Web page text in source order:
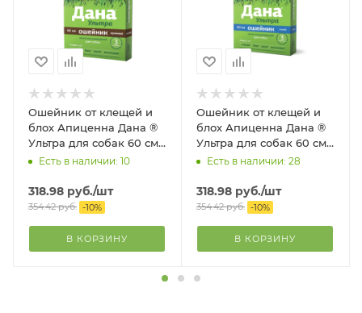
Ошейник от клещей и
блох Апиценна Дана ®
Ультра для собак 60 см,
коричневый
Есть в наличии: 10
318.98 руб./шт
354.42руб. -10%
В КОРЗИНУ
Ошейник от клещей и
блох Апиценна Дана ®
Ультра для собак 60 см,
синий
Есть в наличии: 28
318.98 руб./шт
354.42руб. -10%
В КОРЗИНУ